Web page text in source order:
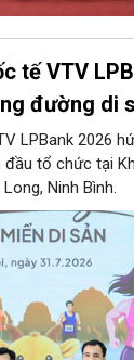
tế VTV
đường di
LPBank 2026
đầu tổ chức tại
Ninh Bình.